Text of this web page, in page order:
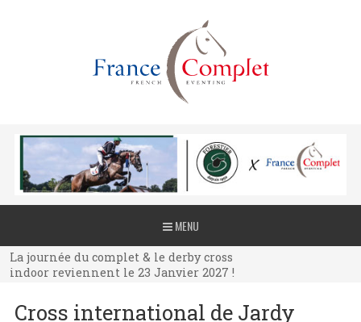
MENU
La journée du complet & le derby cross
indoor reviennent le 23 Janvier 2027 !
La journée du complet & le derby cross
indoor reviennent le 23 Janvier 2027 !
indoor reviennent le 23 Janvier 2027 !
Cross international de Jardy